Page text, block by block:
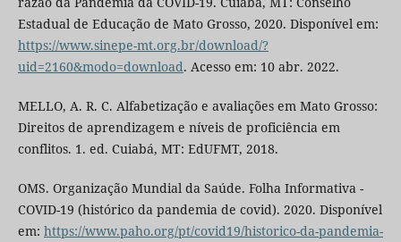
Estadual de Educação de Mato Grosso, 2020. Disponível em:
https://www.sinepe-mt.org.br/download/?
uid=2160&modo=download. Acesso em: 10 abr. 2022.
MELLO, A. R. C. Alfabetização e avaliações em Mato Grosso:
Direitos de aprendizagem e níveis de proficiência em
conflitos. 1. ed. Cuiabá, MT: EdUFMT, 2018.
OMS. Organização Mundial da Saúde. Folha Informativa -
COVID-19 (histórico da pandemia de covid). 2020. Disponível
em: https://www.paho.org/pt/covid19/historico-da-pandemia-